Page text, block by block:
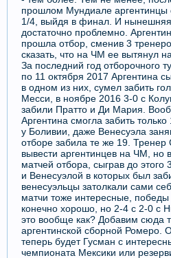
прошлом Мундиале аргентинцы
1/4, выйдя в финал. И нынешняя
достаточно проблемно.
прошла отбор, сменив 3
сказать, что на ЧМ ее вытянул
За последний год отборочного
по 11 октября 2017 Аргентина
в одном из них, сумел забить
Месси, в ноябре 2016 3-0 с
забили Пратто и Ди Мария.
Аргентина смогла забить
у Боливии, даже Венесуэла
отборе забила те же 19.
вывести аргентинцев на ЧМ, но
матчей отбора, сыграв до этого
и Венесуэлой в которых был
венесуэльцы затолкали сами
матчи тоже интересные, победы
конечно хорошо, но 2-4 с 2-0 с
это вообще как? Добавим сюда
аргентинской сборной Ромеро.
теперь будет Гусман с
чемпионата Мексики или